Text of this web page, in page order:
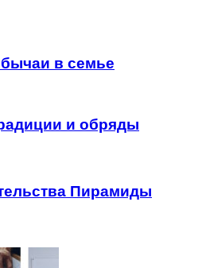
в семье
и обряды
Пирамиды